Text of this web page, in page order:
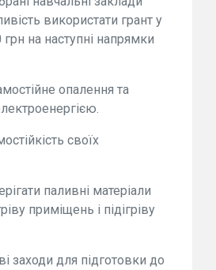
використати грант у
грн на наступні напрямки
опалення та
своїх
паливні матеріали
приміщень і підігріву
заходи для підготовки до